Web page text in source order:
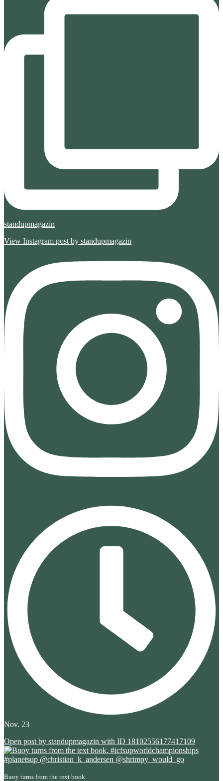
standupmagazin
View Instagram post by standupmagazin
Nov. 23
Open post by standupmagazin with ID 18102556177417109
Buoy turns from the text book.